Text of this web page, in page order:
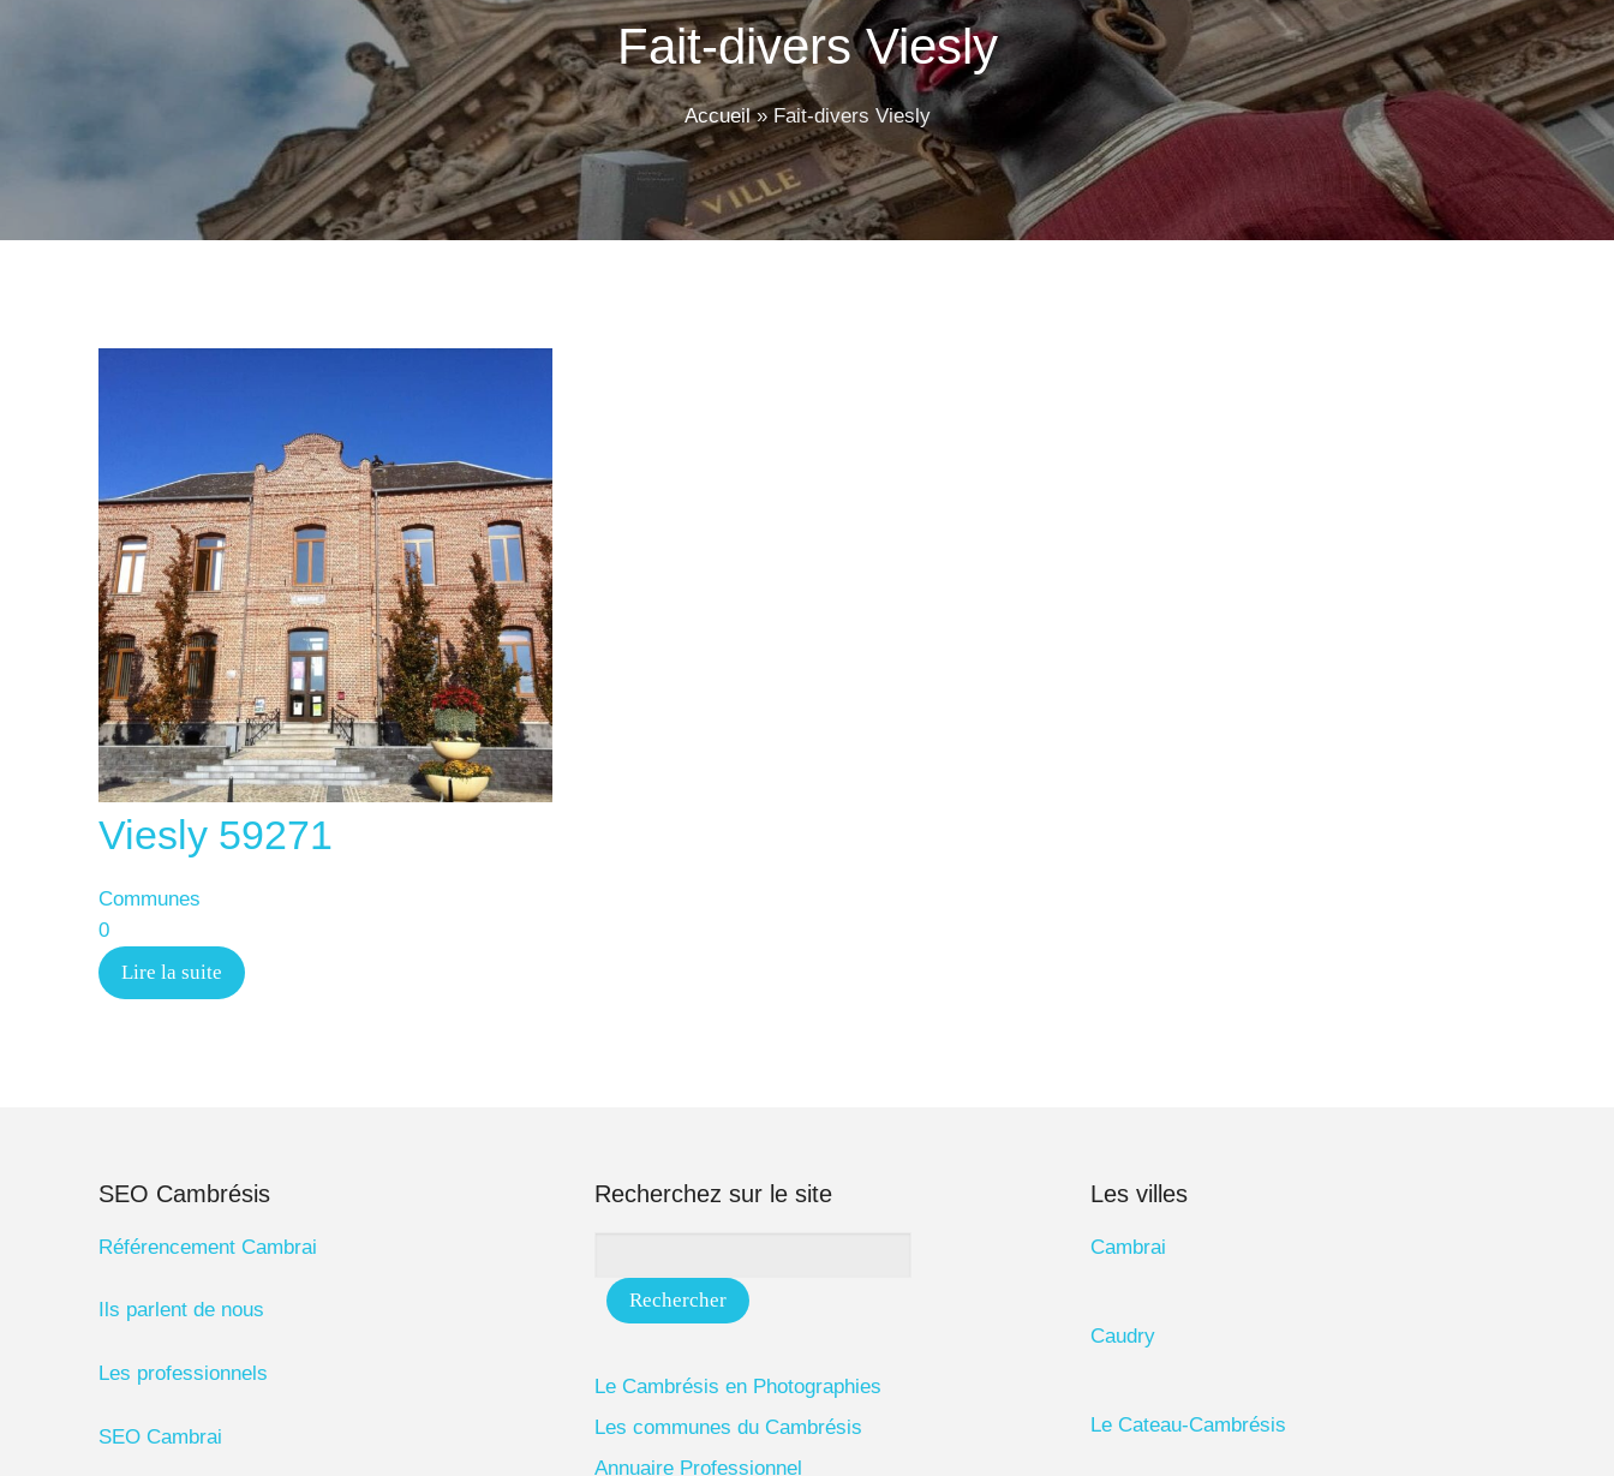
Fait-divers Viesly
Accueil» Fait-divers Viesly
Viesly 59271
Communes
0
Lire la suite
SEO Cambrésis
Référencement Cambrai
Ils parlent de nous
Les professionnels
SEO Cambrai
Recherchez sur le site
Le Cambrésis en Photographies
Les communes du Cambrésis
Annuaire Professionnel
Les villes
Cambrai
Caudry
Le Cateau-Cambrésis